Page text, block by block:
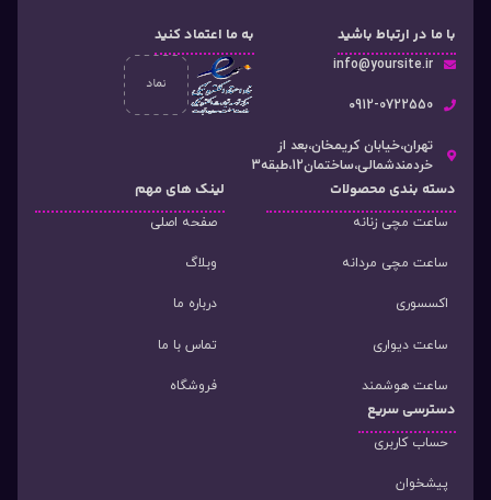
با ما در ارتباط باشید
info@yoursite.ir
۰912-0722550
تهران،خیابان کریمخان،بعد از
خردمندشمالی،ساختمان12،طبقه3
به ما اعتماد کنید
دسته‌ بندی محصولات
ساعت مچی زنانه
ساعت مچی مردانه
اکسسوری
ساعت دیواری
ساعت هوشمند
لینک های مهم
صفحه اصلی
وبلاگ
درباره ما
تماس با ما
فروشگاه
دسترسی سریع
حساب کاربری
پیشخوان